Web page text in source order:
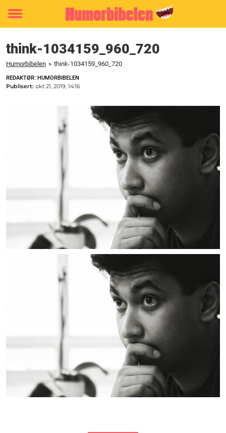
Toggle
think-1034159_960_720
Humorbibelen » think-1034159_960_720
REDAKTØR: HUMORBIBELEN
Publisert: okt 21, 2019, 14:16